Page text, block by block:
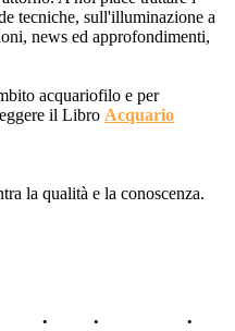
tecniche, sull'illuminazione a
news ed approfondimenti,
acquariofilo e per
il Libro Acquario
la qualità e la conoscenza.
• • •